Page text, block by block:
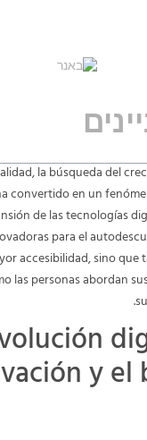
la búsqueda del
convertido en un
de las tecnologías
para el
accesibilidad, sino que
las personas abordan
y el